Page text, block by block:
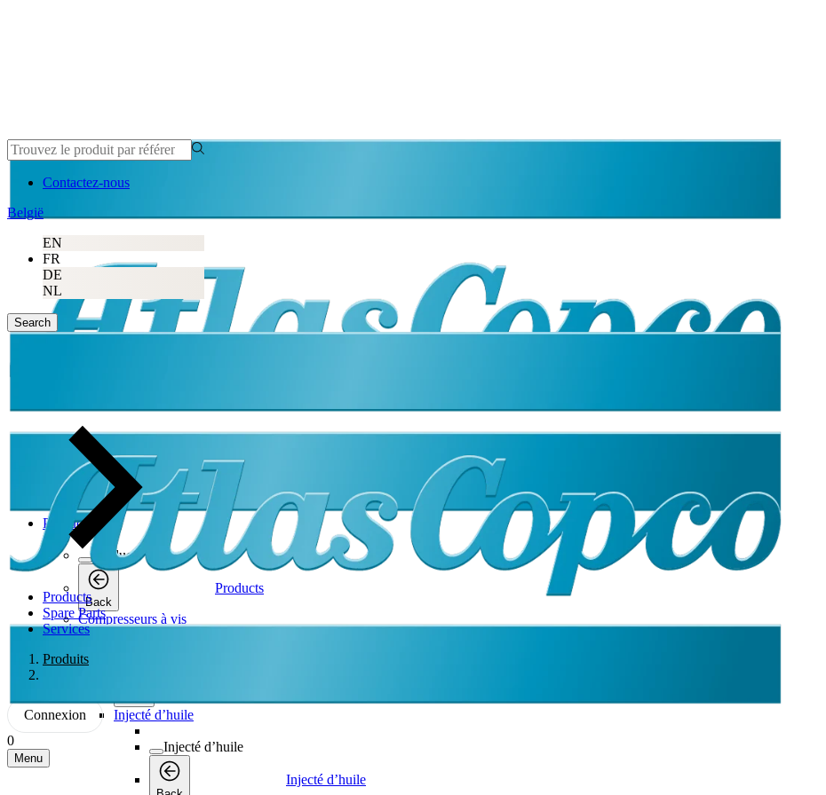
Contactez-nous
België
EN
FR
DE
NL
Search
Products
Spare Parts
Services
Produits
Connexion
0
Menu
Products
Products
Back
Products
Compresseurs à vis
Back
Injecté d’huile
Injecté d’huile
Injecté d’huile